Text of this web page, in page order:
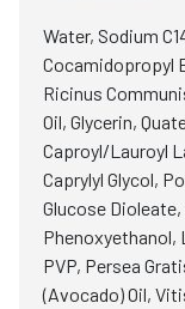
Water, Sodium
Cocamidopropyl
Ricinus
Oil, Glycerin,
Caproyl/Lauroyl
Caprylyl Glycol,
Glucose
Phenoxyethanol,
PVP, Persea
(Avocado) Oil,